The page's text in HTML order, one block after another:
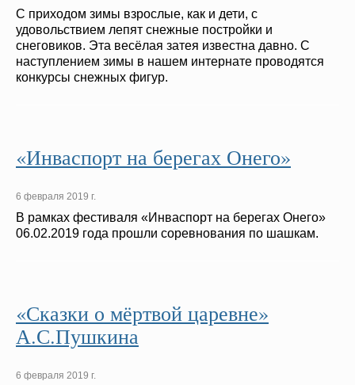
С приходом зимы взрослые, как и дети, с
удовольствием лепят снежные постройки и
снеговиков. Эта весёлая затея известна давно. С
наступлением зимы в нашем интернате проводятся
конкурсы снежных фигур.
«Инваспорт на берегах Онего»
6 февраля 2019 г.
В рамках фестиваля «Инваспорт на берегах Онего»
06.02.2019 года прошли соревнования по шашкам.
«Сказки о мёртвой царевне»
А.С.Пушкина
6 февраля 2019 г.